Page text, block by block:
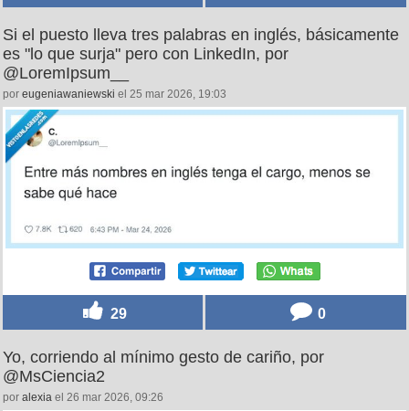
Si el puesto lleva tres palabras en inglés, básicamente
es "lo que surja" pero con LinkedIn, por
@LoremIpsum__
por eugeniawaniewski el 25 mar 2026, 19:03
29 0
Yo, corriendo al mínimo gesto de cariño, por
@MsCiencia2
por alexia el 26 mar 2026, 09:26